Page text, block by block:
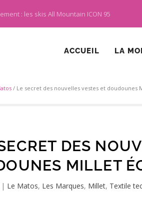
: les skis All Mountain ICON 95
ACCUEIL LA
/ Le secret des nouvelles vestes et doudounes
DES
MILLET
| Le Matos, Les Marques, Millet, Textile